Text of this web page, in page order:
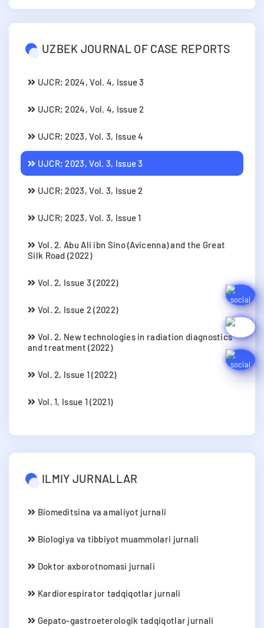
UZBEK JOURNAL OF CASE REPORTS
UJCR; 2024, Vol. 4, Issue 3
UJCR; 2024, Vol. 4, Issue 2
UJCR; 2023, Vol. 3, Issue 4
UJCR; 2023, Vol. 3, Issue 3
UJCR; 2023, Vol. 3, Issue 2
UJCR; 2023, Vol. 3, Issue 1
Vol. 2. Abu Ali ibn Sino (Avicenna) and the Great
Silk Road (2022)
Vol. 2, Issue 3 (2022)
Vol. 2, Issue 2 (2022)
Vol. 2. New technologies in radiation diagnostics
and treatment (2022)
Vol. 2, Issue 1 (2022)
Vol. 1, Issue 1 (2021)
ILMIY JURNALLAR
Biomeditsina va amaliyot jurnali
Biologiya va tibbiyot muammolari jurnali
Doktor axborotnomasi jurnali
Kardiorespirator tadqiqotlar jurnali
Gepato-gastroeterologik tadqiqotlar jurnali